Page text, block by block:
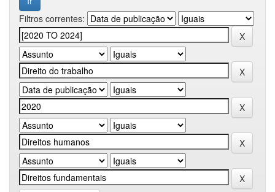
Filtros correntes: